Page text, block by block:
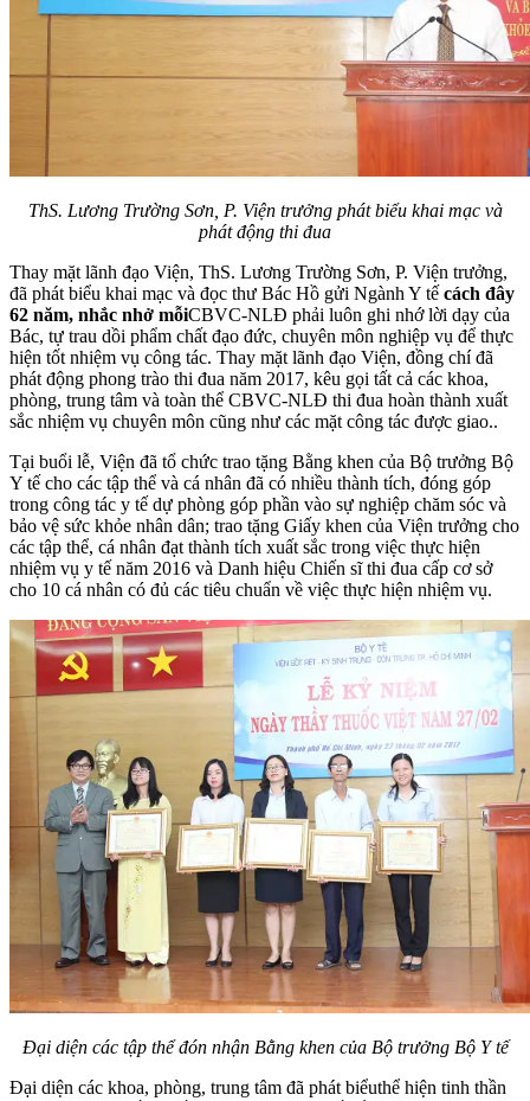
ThS. Lương Trường Sơn, P. Viện trưởng phát biểu khai mạc và
phát động thi đua
Thay mặt lãnh đạo Viện, ThS. Lương Trường Sơn, P. Viện trưởng,
đã phát biểu khai mạc và đọc thư Bác Hồ gửi Ngành Y tế cách đây
62 năm, nhắc nhở mỗiCBVC-NLĐ phải luôn ghi nhớ lời dạy của
Bác, tự trau dồi phẩm chất đạo đức, chuyên môn nghiệp vụ để thực
hiện tốt nhiệm vụ công tác. Thay mặt lãnh đạo Viện, đồng chí đã
phát động phong trào thi đua năm 2017, kêu gọi tất cả các khoa,
phòng, trung tâm và toàn thể CBVC-NLĐ thi đua hoàn thành xuất
sắc nhiệm vụ chuyên môn cũng như các mặt công tác được giao..
Tại buổi lễ, Viện đã tổ chức trao tặng Bằng khen của Bộ trưởng Bộ
Y tế cho các tập thể và cá nhân đã có nhiều thành tích, đóng góp
trong công tác y tế dự phòng góp phần vào sự nghiệp chăm sóc và
bảo vệ sức khỏe nhân dân; trao tặng Giấy khen của Viện trưởng cho
các tập thể, cá nhân đạt thành tích xuất sắc trong việc thực hiện
nhiệm vụ y tế năm 2016 và Danh hiệu Chiến sĩ thi đua cấp cơ sở
cho 10 cá nhân có đủ các tiêu chuẩn về việc thực hiện nhiệm vụ.
Đại diện các tập thể đón nhận Bằng khen của Bộ trưởng Bộ Y tế
Đại diện các khoa, phòng, trung tâm đã phát biểuthể hiện tinh thần